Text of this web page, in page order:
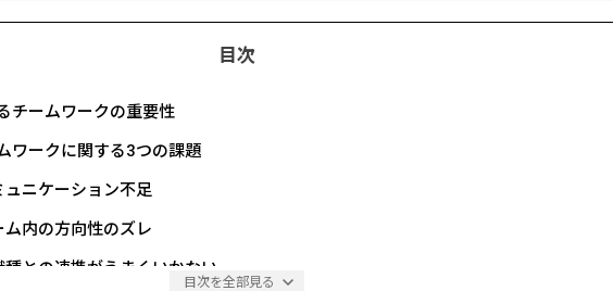
医療学部 卒業
（旧：ヘルスケア共創パートナー株式会社） 創業 代表取締役（現職）
締役（吸収合併により退任）
代表取締役（事業譲渡により退任）
目次
目次を全部見る
チームワークの重要性
ワークに関する3つの課題
ニケーション不足
内の方向性のズレ
との連携がうまくいかない